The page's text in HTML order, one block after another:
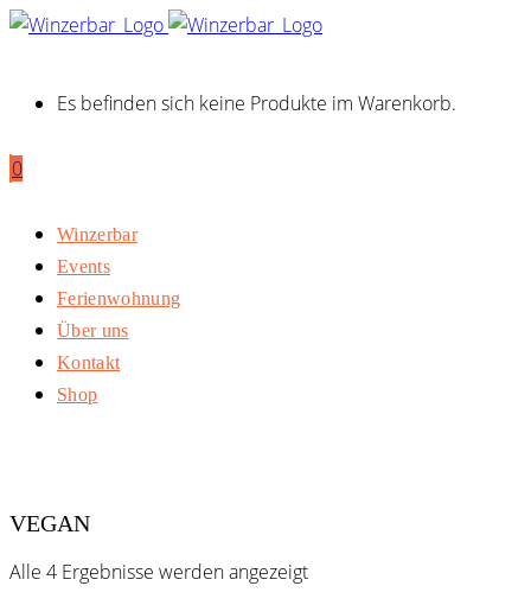
Es befinden sich keine Produkte im Warenkorb.
0
Winzerbar
Events
Ferienwohnung
Über uns
Kontakt
Shop
VEGAN
Alle 4 Ergebnisse werden angezeigt